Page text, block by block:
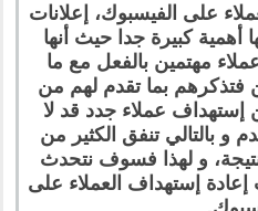
على الفيسبوك، إعلانات
أهمية كبيرة جدا حيث أنها
مهتمين بالفعل مع ما
فتذكرهم بما تقدم لهم من
عملاء جدد قد لا
و بالتالي تنفق الكثير من
و لهذا فسوف نتحدث
إستهداف العملاء على